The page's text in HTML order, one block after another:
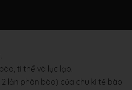
ti thể và lục lạp.
lần phân bào) của chu kì tế bào.